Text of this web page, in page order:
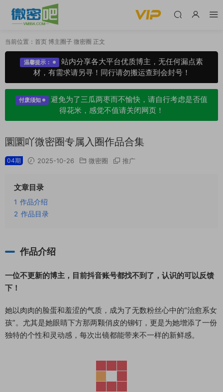
当前位置： 首页 博主圈子 微密圈 正文
温馨提示：
站内分享各大平台优质博主，无任何漏点素
材，有需求请另寻！同行请勿搬运查到会封号！
付废须知
避免为了三瓜两枣而不愉快，请自行考虑是否值
得花米，感觉不值请关闭网页！
圜圜吖微密圈专属入圈作品合集
04期 2025-10-26 微密圈 推广
文章目录
1 作品介绍
2 作品目录
作品介绍
一位不更新的博主，目前抖音账号都找不到了，认识的可以反馈
下！
她以肉肉的脸蛋和羞涩的气质，成为了无数粉丝心中的“治愈系女
孩”。尤其是她眼睛下方那两颗俏皮的铆钉，更是为她增添了一份
独特的个性和灵动感，每次出镜都能带来不一样的新鲜感。